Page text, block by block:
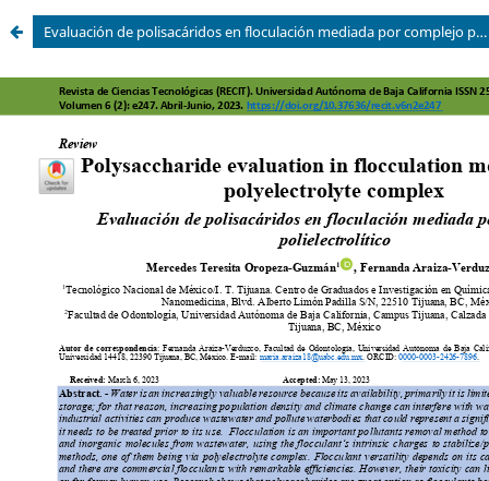
Evaluación de polisacáridos en floculación mediada por complejo polielectrolítico